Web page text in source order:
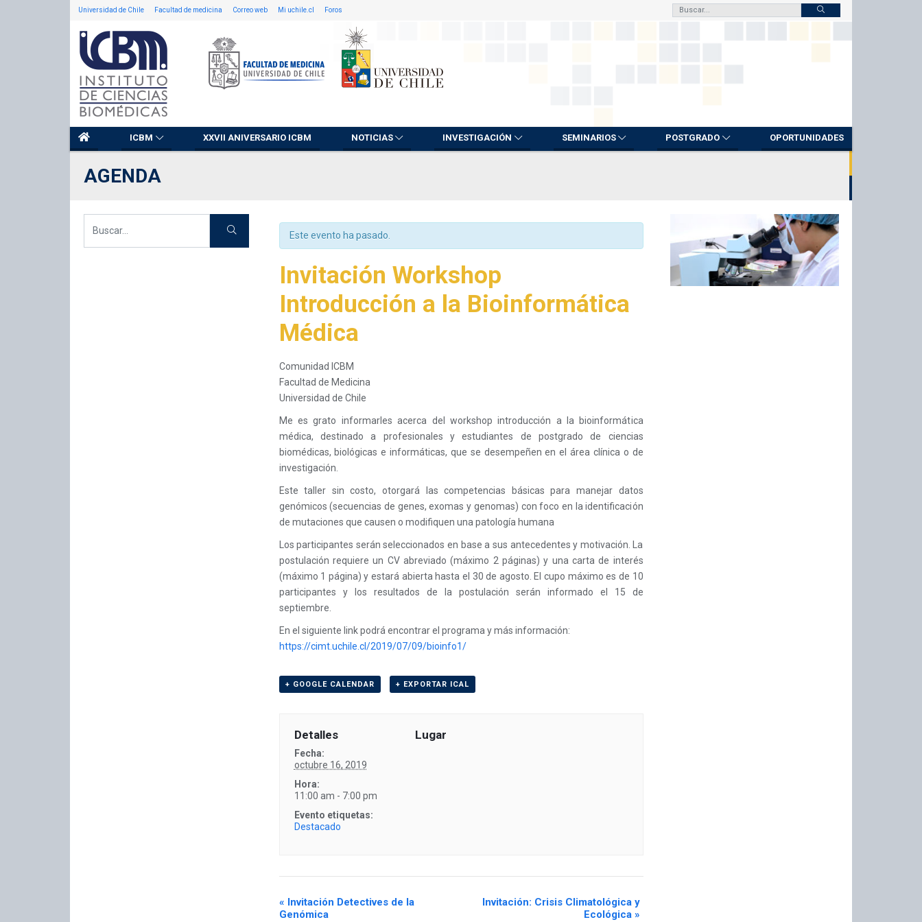
Universidad de Chile Facultad de medicina Correo web Mi uchile.cl Foros
ICBM XXVII ANIVERSARIO ICBM NOTICIAS INVESTIGACIÓN SEMINARIOS POSTGRADO OPORTUNIDADES
AGENDA
Este evento ha pasado.
Invitación Workshop
Introducción a la Bioinformática
Médica
Comunidad ICBM
Facultad de Medicina
Universidad de Chile
Me es grato informarles acerca del workshop introducción a la bioinformática
médica, destinado a profesionales y estudiantes de postgrado de ciencias
biomédicas, biológicas e informáticas, que se desempeñen en el área clínica o de
investigación.
Este taller sin costo, otorgará las competencias básicas para manejar datos
genómicos (secuencias de genes, exomas y genomas) con foco en la identificación
de mutaciones que causen o modifiquen una patología humana
Los participantes serán seleccionados en base a sus antecedentes y motivación. La
postulación requiere un CV abreviado (máximo 2 páginas) y una carta de interés
(máximo 1 página) y estará abierta hasta el 30 de agosto. El cupo máximo es de 10
participantes y los resultados de la postulación serán informado el 15 de
septiembre.
En el siguiente link podrá encontrar el programa y más información:
https://cimt.uchile.cl/2019/07/09/bioinfo1/
+ GOOGLE CALENDAR + EXPORTAR ICAL
Detalles
Fecha:
octubre 16, 2019
Hora:
11:00 am - 7:00 pm
Evento etiquetas:
Destacado
Lugar
« Invitación Detectives de la
Genómica
Invitación: Crisis Climatológica y
Ecológica »